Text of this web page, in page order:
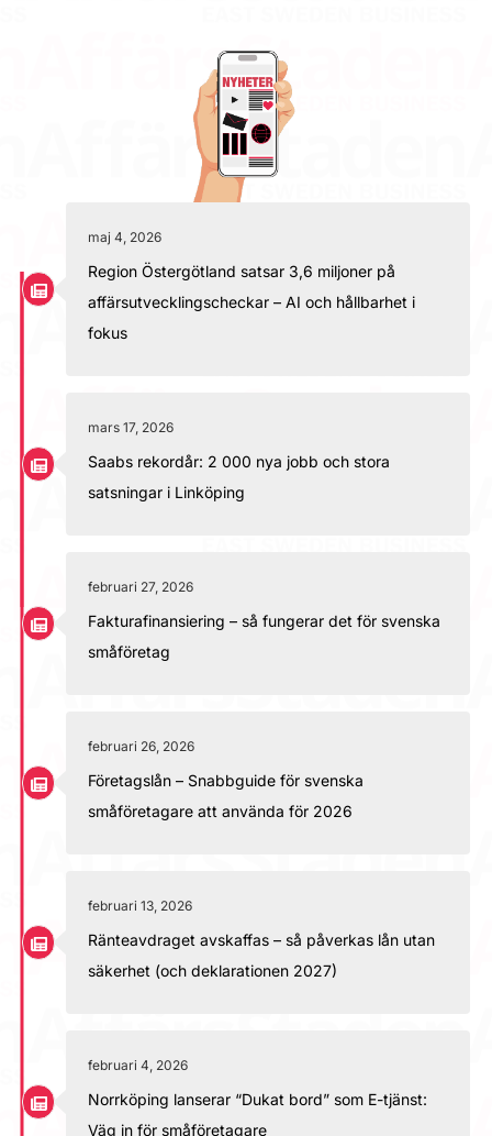
maj 4, 2026
Region Östergötland satsar 3,6 miljoner på
affärsutvecklingscheckar – AI och hållbarhet i
fokus
mars 17, 2026
Saabs rekordår: 2 000 nya jobb och stora
satsningar i Linköping
februari 27, 2026
Fakturafinansiering – så fungerar det för svenska
småföretag
februari 26, 2026
Företagslån – Snabbguide för svenska
småföretagare att använda för 2026
februari 13, 2026
Ränteavdraget avskaffas – så påverkas lån utan
säkerhet (och deklarationen 2027)
februari 4, 2026
Norrköping lanserar “Dukat bord” som E-tjänst:
Väg in för småföretagare